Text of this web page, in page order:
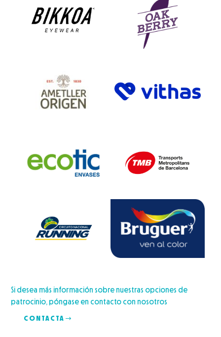
Si desea más información sobre nuestras opciones de
patrocinio, póngase en contacto con nosotros
CONTACTA